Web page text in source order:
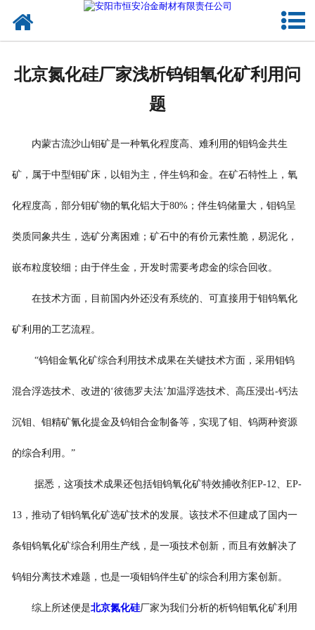
北京氮化硅厂家浅析钨钼氧化矿利用问
题
内蒙古流沙山钼矿是一种氧化程度高、难利用的钼钨金共生
矿，属于中型钼矿床，以钼为主，伴生钨和金。在矿石特性上，氧
化程度高，部分钼矿物的氧化铝大于80%；伴生钨储量大，钼钨呈
类质同象共生，选矿分离困难；矿石中的有价元素性脆，易泥化，
嵌布粒度较细；由于伴生金，开发时需要考虑金的综合回收。
在技术方面，目前国内外还没有系统的、可直接用于钼钨氧化
矿利用的工艺流程。
“钨钼金氧化矿综合利用技术成果在关键技术方面，采用钼钨
混合浮选技术、改进的‘彼德罗夫法’加温浮选技术、高压浸出-钙法
沉钼、钼精矿氰化提金及钨钼合金制备等，实现了钼、钨两种资源
的综合利用。”
据悉，这项技术成果还包括钼钨氧化矿特效捕收剂EP-12、EP-
13，推动了钼钨氧化矿选矿技术的发展。该技术不但建成了国内一
条钼钨氧化矿综合利用生产线，是一项技术创新，而且有效解决了
钨钼分离技术难题，也是一项钼钨伴生矿的综合利用方案创新。
综上所述便是北京氮化硅厂家为我们分析的析钨钼氧化矿利用